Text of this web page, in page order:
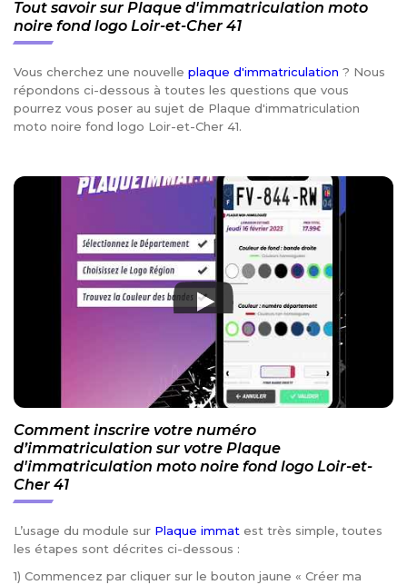
Tout savoir sur Plaque d'immatriculation moto
noire fond logo Loir-et-Cher 41
Vous cherchez une nouvelle plaque d'immatriculation ? Nous
répondons ci-dessous à toutes les questions que vous
pourrez vous poser au sujet de Plaque d'immatriculation
moto noire fond logo Loir-et-Cher 41.
Comment inscrire votre numéro
d’immatriculation sur votre Plaque
d'immatriculation moto noire fond logo Loir-et-
Cher 41
L’usage du module sur Plaque immat est très simple, toutes
les étapes sont décrites ci-dessous :
1) Commencez par cliquer sur le bouton jaune « Créer ma